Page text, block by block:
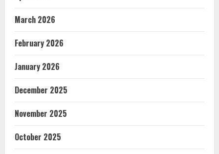
March 2026
February 2026
January 2026
December 2025
November 2025
October 2025